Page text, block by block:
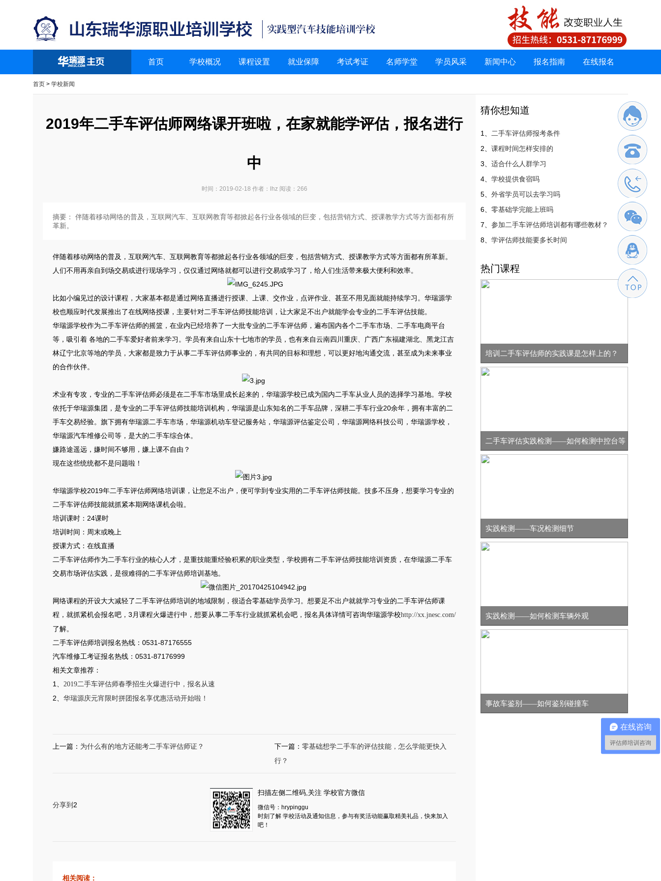
首页 学校概况 课程设置 就业保障 考试考证 名师学堂 学员风采 新闻中心 报名指南 在线报名
首页 > 学校新闻
2019年二手车评估师网络课开班啦，在家就能学评估，报名进行
中
时间：2019-02-18 作者：lhz 阅读：266
摘要：
伴随着移动网络的普及，互联网汽车、互联网教育等都掀起各行业各领域的巨变，包括营销方式、授课教学方式等方面都有所
革新。
伴随着移动网络的普及，互联网汽车、互联网教育等都掀起各行业各领域的巨变，包括营销方式、授课教学方式等方面都有所革新。
人们不用再亲自到场交易或进行现场学习，仅仅通过网络就都可以进行交易或学习了，给人们生活带来极大便利和效率。
比如小编见过的设计课程，大家基本都是通过网络直播进行授课、上课、交作业，点评作业、甚至不用见面就能持续学习。华瑞源学
校也顺应时代发展推出了在线网络授课，主要针对二手车评估师技能培训，让大家足不出户就能学会专业的二手车评估技能。
华瑞源学校作为二手车评估师的摇篮，在业内已经培养了一大批专业的二手车评估师，遍布国内各个二手车市场、二手车电商平台
等，吸引着 各地的二手车爱好者前来学习。学员有来自山东十七地市的学员，也有来自云南四川重庆、广西广东福建湖北、黑龙江吉
林辽宁北京等地的学员，大家都是致力于从事二手车评估师事业的，有共同的目标和理想，可以更好地沟通交流，甚至成为未来事业
的合作伙伴。
术业有专攻，专业的二手车评估师必须是在二手车市场里成长起来的，华瑞源学校已成为国内二手车从业人员的选择学习基地。学校
依托于华瑞源集团，是专业的二手车评估师技能培训机构，华瑞源是山东知名的二手车品牌，深耕二手车行业20余年，拥有丰富的二
手车交易经验。旗下拥有华瑞源二手车市场，华瑞源机动车登记服务站，华瑞源评估鉴定公司，华瑞源网络科技公司，华瑞源学校，
华瑞源汽车维修公司等，是大的二手车综合体。
嫌路途遥远，嫌时间不够用，嫌上课不自由？
现在这些统统都不是问题啦！
华瑞源学校2019年二手车评估师网络培训课，让您足不出户，便可学到专业实用的二手车评估师技能。技多不压身，想要学习专业的
二手车评估师技能就抓紧本期网络课机会啦。
培训课时：24课时
培训时间：周末或晚上
授课方式：在线直播
二手车评估师作为二手车行业的核心人才，是重技能重经验积累的职业类型，学校拥有二手车评估师技能培训资质，在华瑞源二手车
交易市场评估实践，是很难得的二手车评估师培训基地。
网络课程的开设大大减轻了二手车评估师培训的地域限制，很适合零基础学员学习。想要足不出户就就学习专业的二手车评估师课
程，就抓紧机会报名吧，3月课程火爆进行中，想要从事二手车行业就抓紧机会吧，报名具体详情可咨询华瑞源学校http://xx.jnesc.com/
了解。
二手车评估师培训报名热线：0531-87176555
汽车维修工考证报名热线：0531-87176999
相关文章推荐：
1、 2019二手车评估师春季招生火爆进行中，报名从速
2、 华瑞源庆元宵限时拼团报名享优惠活动开始啦！
上一篇： 为什么有的地方还能考二手车评估师证？ 下一篇： 零基础想学二手车的评估技能，怎么学能更快入
行？
分享到 2
扫描左侧二维码,关注 学校官方微信
微信号：hrypinggu
时刻了解 学校活动及通知信息，参与有奖活动能赢取精美礼品，快来加入
吧！
相关阅读：
猜你想知道
二手车评估师报考条件
课程时间怎样安排的
适合什么人群学习
学校提供食宿吗
外省学员可以去学习吗
零基础学完能上班吗
参加二手车评估师培训都有哪些教材？
学评估师技能要多长时间
热门课程
培训二手车评估师的实践课是怎样上的？
二手车评估实践检测——如何检测中控台等
实践检测——车况检测细节
实践检测——如何检测车辆外观
事故车鉴别——如何鉴别碰撞车
在线咨询
评估师培训咨询